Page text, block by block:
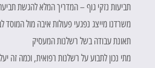
תביעות נזקי גוף – המדריך המלא להגשת
משרדנו מייצג נפגעי פעולות איבה מול המוסד
תאונת עבודה בשל רשלנות המעסיק
מתי נכון לתבוע על רשלנות רפואית, וכמה זה